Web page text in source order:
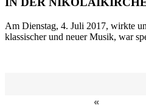
Am Dienstag, 4. Juli 2017, wirkte
klassischer und neuer Musik, war
«